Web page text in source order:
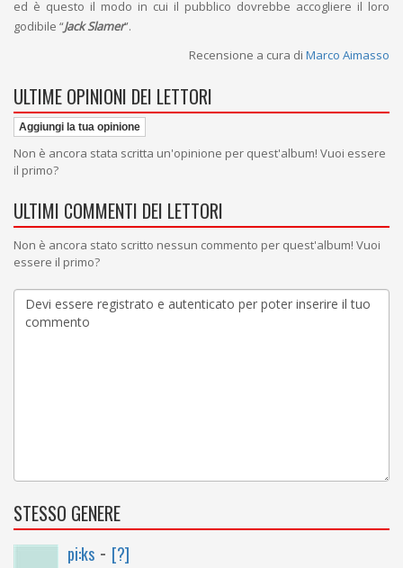
ed è questo il modo in cui il pubblico dovrebbe accogliere il loro
godibile “Jack Slamer”.
Recensione a cura di Marco Aimasso
ULTIME OPINIONI DEI LETTORI
Aggiungi la tua opinione
Non è ancora stata scritta un'opinione per quest'album! Vuoi essere
il primo?
ULTIMI COMMENTI DEI LETTORI
Non è ancora stato scritto nessun commento per quest'album! Vuoi
essere il primo?
STESSO GENERE
pi:ks - [?]